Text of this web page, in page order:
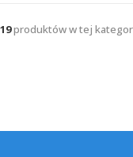
19produktów w tej